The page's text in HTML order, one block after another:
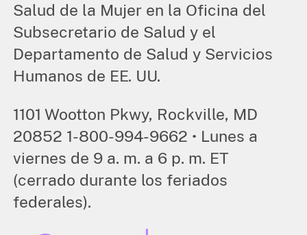
Salud de la Mujer en la Oficina del
Subsecretario de Salud y el
Departamento de Salud y Servicios
Humanos de EE. UU.
1101 Wootton Pkwy, Rockville, MD
20852 1-800-994-9662 • Lunes a
viernes de 9 a. m. a 6 p. m. ET
(cerrado durante los feriados
federales).